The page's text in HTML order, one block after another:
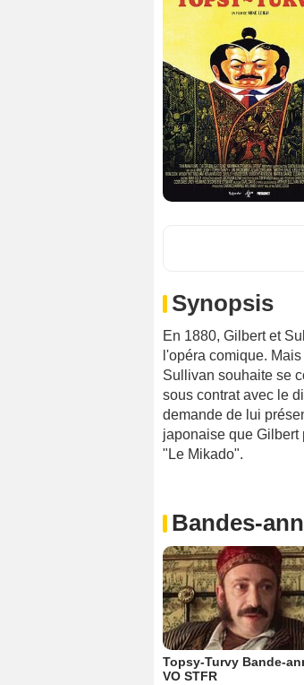
Synopsis
En 1880, Gilbert et
l'opéra comique.
Sullivan souhaite se
sous contrat avec le
demande de lui
japonaise que
"Le Mikado".
Bandes-
Topsy-Turvy Bande-
VO STFR